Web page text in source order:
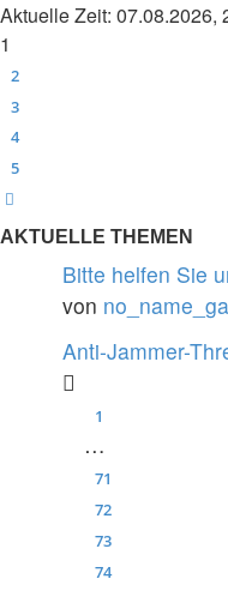
Aktuelle Zeit: 07.08.2026,
1
2
3
4
5
AKTUELLE THEMEN
Bitte helfen Sie
von
Anti-Jammer-
1
…
71
72
73
74